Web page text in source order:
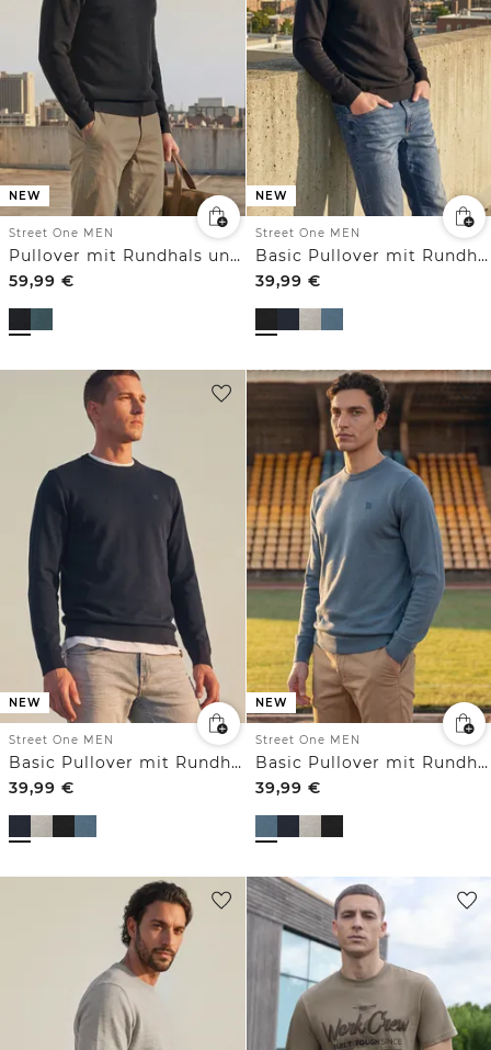
NEW
Street One MEN
Pullover mit Rundhals und Strukturmix
59,99 €
NEW
Street One MEN
Basic Pullover mit Rundhals in Unifarbe
39,99 €
NEW
Street One MEN
Basic Pullover mit Rundhals in Unifarbe
39,99 €
NEW
Street One MEN
Basic Pullover mit Rundhals in Unifarbe
39,99 €